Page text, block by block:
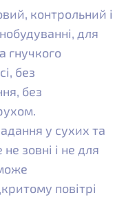
контрольний і
для
гнучкого
без
без
у сухих та
не зовні і не для
повітрі